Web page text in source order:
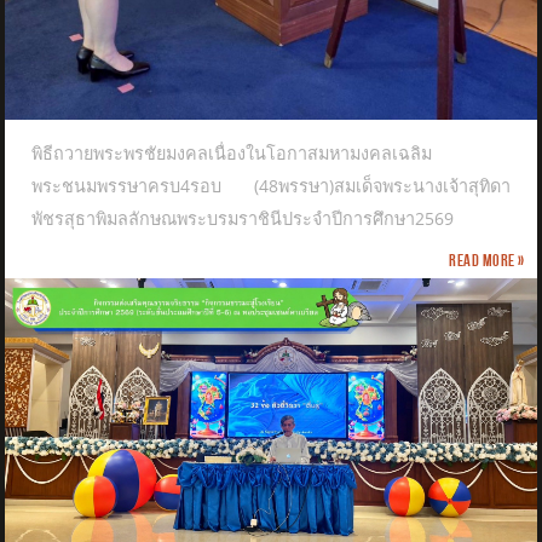
พิธีถวายพระพรชัยมงคลเนื่องในโอกาสมหามงคลเฉลิม
พระชนมพรรษาครบ4รอบ (48พรรษา)สมเด็จพระนางเจ้าสุทิดา
พัชรสุธาพิมลลักษณพระบรมราชินีประจำปีการศึกษา2569
Read more »